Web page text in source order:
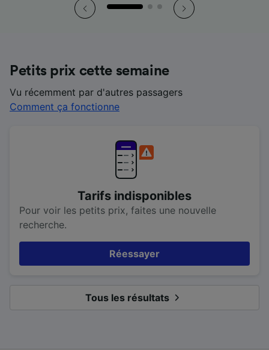
Petits prix cette semaine
Vu récemment par d'autres passagers
Comment ça fonctionne
Tarifs indisponibles
Pour voir les petits prix, faites une nouvelle
recherche.
Réessayer
Tous les résultats